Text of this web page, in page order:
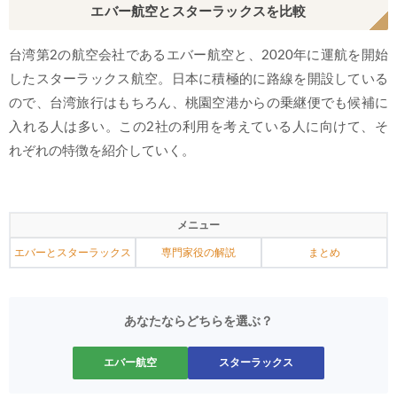
エバー航空とスターラックスを比較
台湾第2の航空会社であるエバー航空と、2020年に運航を開始
したスターラックス航空。日本に積極的に路線を開設している
ので、台湾旅行はもちろん、桃園空港からの乗継便でも候補に
入れる人は多い。この2社の利用を考えている人に向けて、そ
れぞれの特徴を紹介していく。
メニュー
エバーとスターラックス 専門家役の解説 まとめ
あなたならどちらを選ぶ？
エバー航空 スターラックス